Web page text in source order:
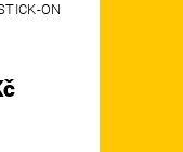
ON